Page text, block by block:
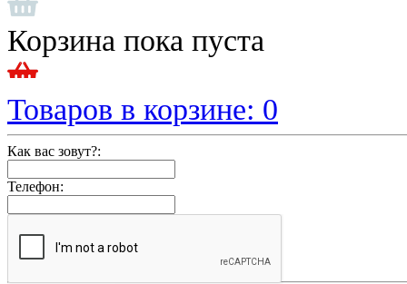
Корзина пока пуста
Товаров в корзине: 0
Как вас зовут?:
Телефон: